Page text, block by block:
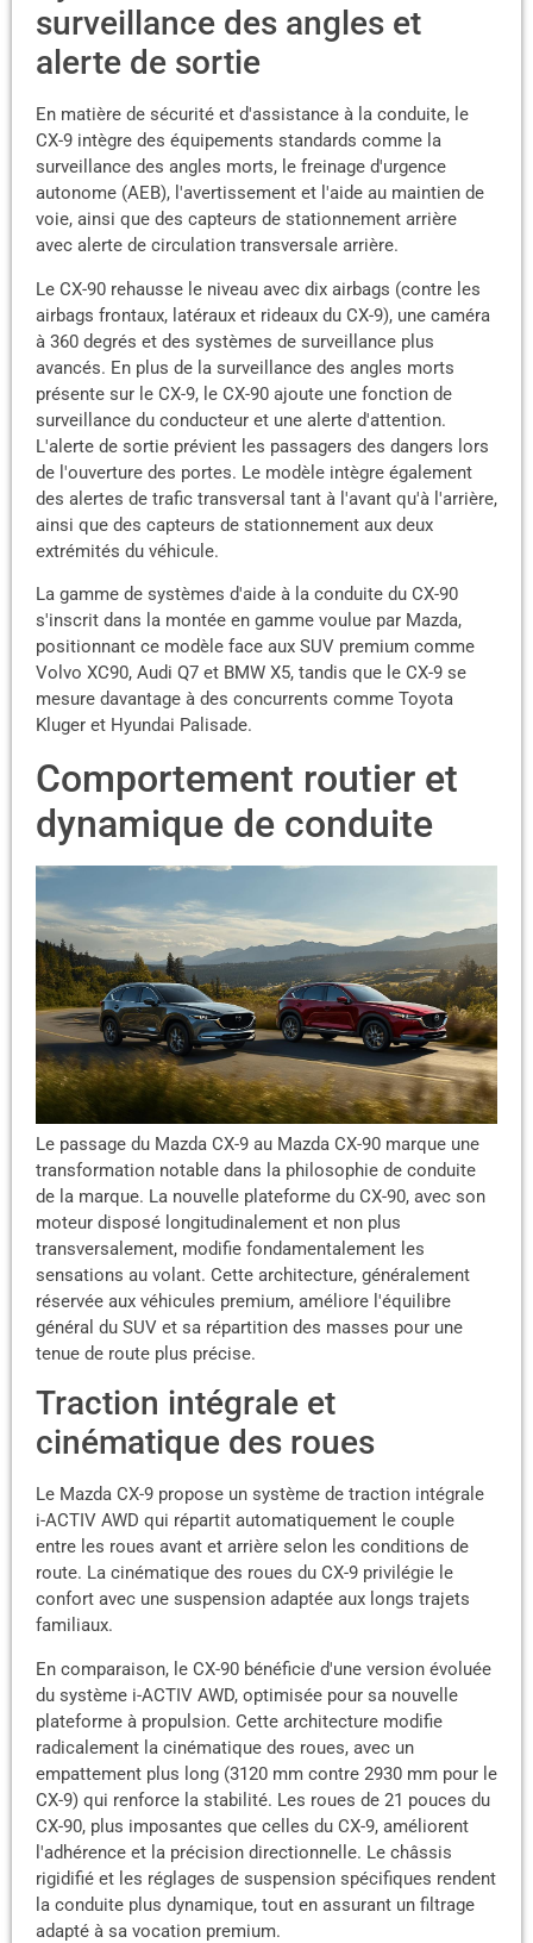
surveillance des angles et
alerte de sortie
En matière de sécurité et d'assistance à la conduite, le
CX-9 intègre des équipements standards comme la
surveillance des angles morts, le freinage d'urgence
autonome (AEB), l'avertissement et l'aide au maintien de
voie, ainsi que des capteurs de stationnement arrière
avec alerte de circulation transversale arrière.
Le CX-90 rehausse le niveau avec dix airbags (contre les
airbags frontaux, latéraux et rideaux du CX-9), une caméra
à 360 degrés et des systèmes de surveillance plus
avancés. En plus de la surveillance des angles morts
présente sur le CX-9, le CX-90 ajoute une fonction de
surveillance du conducteur et une alerte d'attention.
L'alerte de sortie prévient les passagers des dangers lors
de l'ouverture des portes. Le modèle intègre également
des alertes de trafic transversal tant à l'avant qu'à l'arrière,
ainsi que des capteurs de stationnement aux deux
extrémités du véhicule.
La gamme de systèmes d'aide à la conduite du CX-90
s'inscrit dans la montée en gamme voulue par Mazda,
positionnant ce modèle face aux SUV premium comme
Volvo XC90, Audi Q7 et BMW X5, tandis que le CX-9 se
mesure davantage à des concurrents comme Toyota
Kluger et Hyundai Palisade.
Comportement routier et
dynamique de conduite
Le passage du Mazda CX-9 au Mazda CX-90 marque une
transformation notable dans la philosophie de conduite
de la marque. La nouvelle plateforme du CX-90, avec son
moteur disposé longitudinalement et non plus
transversalement, modifie fondamentalement les
sensations au volant. Cette architecture, généralement
réservée aux véhicules premium, améliore l'équilibre
général du SUV et sa répartition des masses pour une
tenue de route plus précise.
Traction intégrale et
cinématique des roues
Le Mazda CX-9 propose un système de traction intégrale
i-ACTIV AWD qui répartit automatiquement le couple
entre les roues avant et arrière selon les conditions de
route. La cinématique des roues du CX-9 privilégie le
confort avec une suspension adaptée aux longs trajets
familiaux.
En comparaison, le CX-90 bénéficie d'une version évoluée
du système i-ACTIV AWD, optimisée pour sa nouvelle
plateforme à propulsion. Cette architecture modifie
radicalement la cinématique des roues, avec un
empattement plus long (3120 mm contre 2930 mm pour le
CX-9) qui renforce la stabilité. Les roues de 21 pouces du
CX-90, plus imposantes que celles du CX-9, améliorent
l'adhérence et la précision directionnelle. Le châssis
rigidifié et les réglages de suspension spécifiques rendent
la conduite plus dynamique, tout en assurant un filtrage
adapté à sa vocation premium.